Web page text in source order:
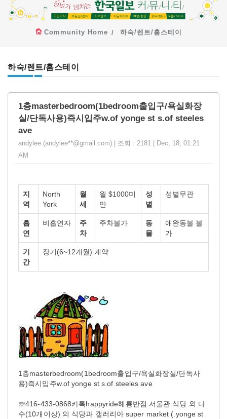
Community Home 하숙/렌트/홈스테이
하숙/렌트/홈스테이
1층masterbedroom(1bedroom출입구/욕실화장
실/단독사용)즉시입주w.of yonge st s.of steeles
ave
andylee (andylee**@gmail.com) | 조회 : 2181 | Dec, 18, 01:21
AM
지
역
North
York
월
세
월 $1000미
만
성
별
성별무관
흡
연
비흡연자
주
차
주차불가
동
물
애완동불 불
가
기
간
장기(6~12개월) 계약
1층masterbedroom(1bedroom출입구/욕실화장실/단독사
용)즉시입주w.of yonge st s.of steeles ave
☏416-433-0868카톡happyride해룡반점.서울관.식당 외 다
수(10개이상) 의 식당과 갤러리아 super market (.yonge st